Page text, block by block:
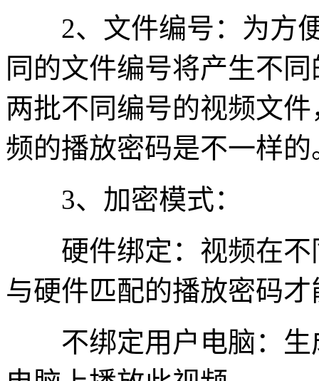
2、文件编号：为方便
同的文件编号将产生不
两批不同编号的视频文
频的播放密码是不一样的
3、加密模式：
硬件绑定：视频在不
与硬件匹配的播放密码
不绑定用户电脑：生